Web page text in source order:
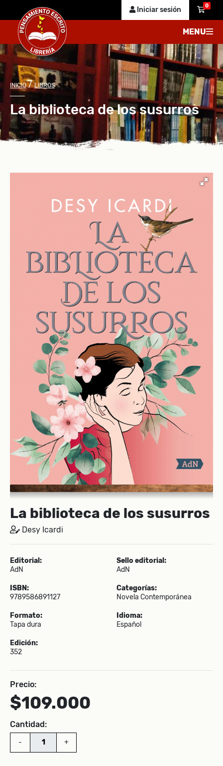
Iniciar sesión 0
MENU
INICIO/LIBROS
La biblioteca de los susurros
La biblioteca de los susurros
Desy Icardi
Editorial:
AdN
Sello editorial:
AdN
ISBN:
9789586891127
Categorías:
Novela Contemporánea
Formato:
Tapa dura
Idioma:
Español
Edición:
352
Precio:
$109.000
Cantidad:
- +